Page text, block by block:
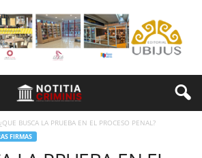
¿QUE BUSCA LA PRUEBA EN EL PROCESO PENAL?
FIRMAS